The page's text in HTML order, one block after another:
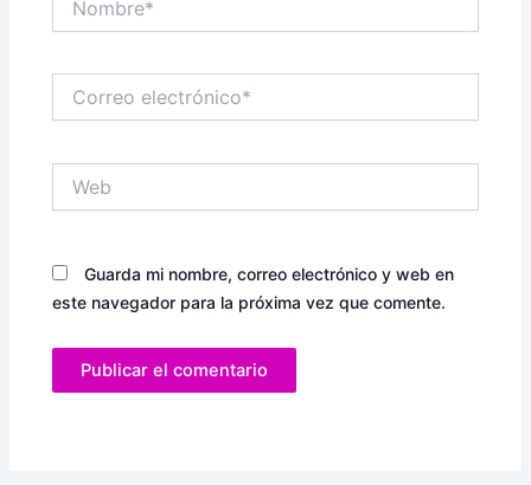
electrónico*
Guarda mi nombre, correo electrónico y web en
este navegador para la próxima vez que comente.